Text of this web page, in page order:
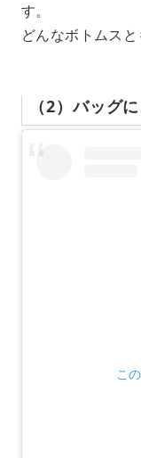
す。
どんなボトムス
（2）バッグに
こ